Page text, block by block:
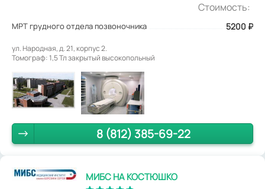
Стоимость:
МРТ грудного отдела позвоночника 5200 ₽
ул. Народная, д. 21, корпус 2.
Томограф: 1,5 Тл закрытый высокопольный
8 (812) 385-69-22
МИБС НА КОСТЮШКО